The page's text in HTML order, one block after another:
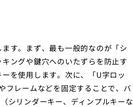
す。まず、最も一般的なのが「シ
ングや鍵穴へのいたずらを防止す
を使用します。次に、「U字ロッ
フレームなどを固定することで、バ
シリンダーキー、ディンプルキーな